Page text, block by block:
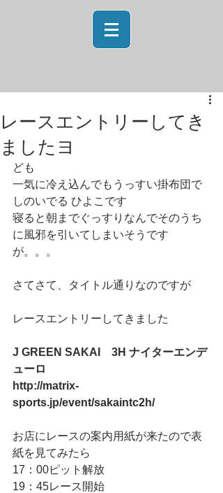
レースエントリーしてき
ましたヨ
ども
一気に冷え込んでもうっすい掛布団で
しのいでる ひよこです
寝ると朝までぐっすりなんでそのうち
に風邪を引いてしまいそうです
が。。。
さてさて、タイトル通りなのですが
レースエントリーしてきました
J GREEN SAKAI　3H ナイターエンデ
ューロ
http://matrix-
sports.jp/event/sakaintc2h/
お店にレースの案内用紙が来たので表
紙を見てみたら
17：00ピット解放
19：45レース開始